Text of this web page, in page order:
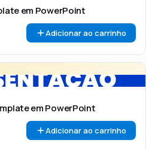
em PowerPoint
Adicionar ao carrinho
em PowerPoint
Adicionar ao carrinho